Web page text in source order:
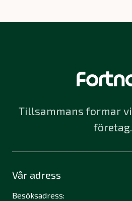
Tillsammans formar
företag.
Vår adress
Besöksadress: